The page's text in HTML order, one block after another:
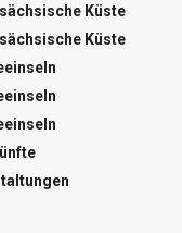
Küste
Küste